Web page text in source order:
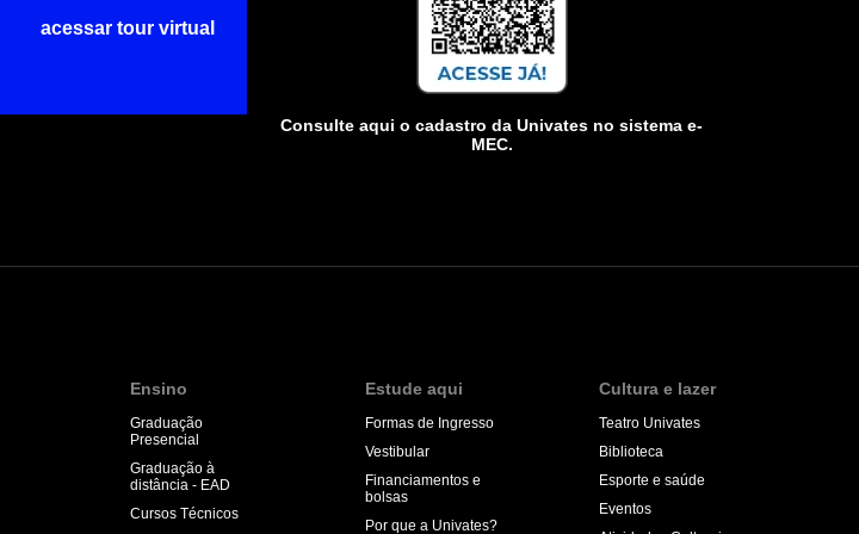
acessar tour virtual
Consulte aqui o cadastro da Univates no sistema e-
MEC.
Ensino
Graduação
Presencial
Graduação à
distância - EAD
Cursos Técnicos
Estude aqui
Formas de Ingresso
Vestibular
Financiamentos e
bolsas
Por que a Univates?
Cultura e lazer
Teatro Univates
Biblioteca
Esporte e saúde
Eventos